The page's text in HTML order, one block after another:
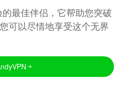
最佳伴侣，它帮助您突破
可以尽情地享受这个无界